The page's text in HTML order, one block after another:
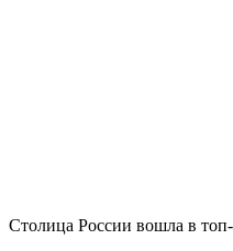
Столица России вошла в